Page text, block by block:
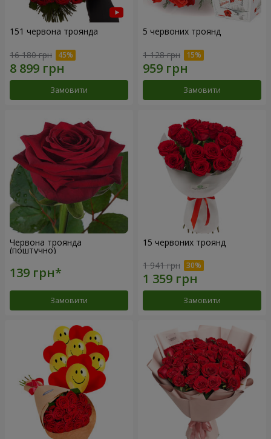
151 червона троянда
16 180 грн
Замовити
5 червоних троянд
1 128 грн
Замовити
Червона троянда
(поштучно)
Замовити
15 червоних троянд
1 941 грн
Замовити